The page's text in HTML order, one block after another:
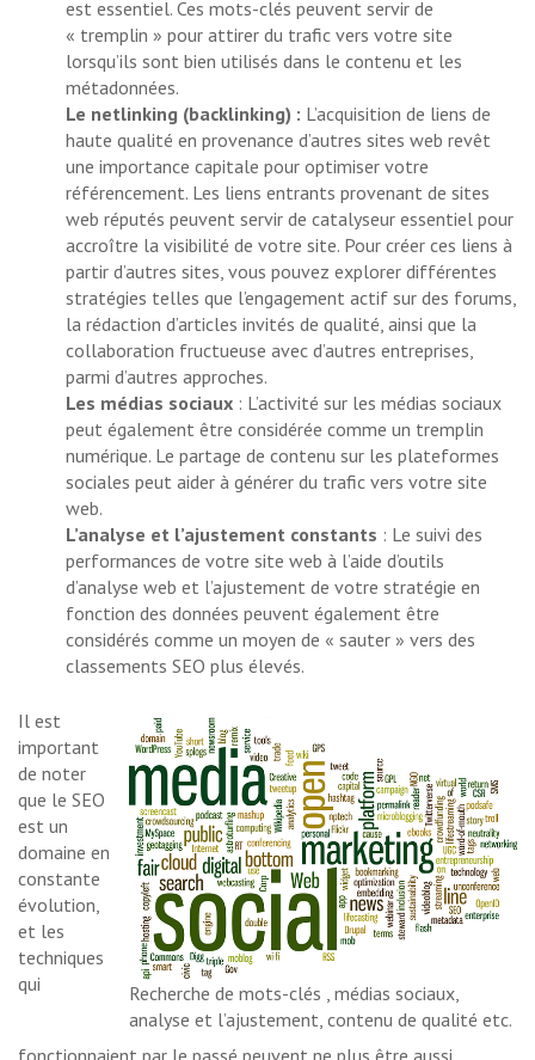
est essentiel. Ces mots-clés peuvent servir de
« tremplin » pour attirer du trafic vers votre site
lorsqu’ils sont bien utilisés dans le contenu et les
métadonnées.
Le netlinking (backlinking) : L’acquisition de liens de
haute qualité en provenance d’autres sites web revêt
une importance capitale pour optimiser votre
référencement. Les liens entrants provenant de sites
web réputés peuvent servir de catalyseur essentiel pour
accroître la visibilité de votre site. Pour créer ces liens à
partir d’autres sites, vous pouvez explorer différentes
stratégies telles que l’engagement actif sur des forums,
la rédaction d’articles invités de qualité, ainsi que la
collaboration fructueuse avec d’autres entreprises,
parmi d’autres approches.
Les médias sociaux : L’activité sur les médias sociaux
peut également être considérée comme un tremplin
numérique. Le partage de contenu sur les plateformes
sociales peut aider à générer du trafic vers votre site
web.
L’analyse et l’ajustement constants : Le suivi des
performances de votre site web à l’aide d’outils
d’analyse web et l’ajustement de votre stratégie en
fonction des données peuvent également être
considérés comme un moyen de « sauter » vers des
classements SEO plus élevés.
Recherche de mots-clés , médias sociaux,
analyse et l’ajustement, contenu de qualité etc.
Il est
important
de noter
que le SEO
est un
domaine en
constante
évolution,
et les
techniques
qui